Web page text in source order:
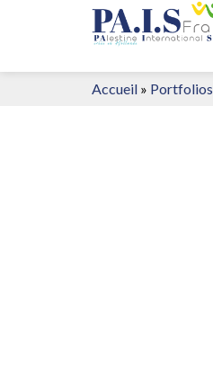
Accueil » Portfolios